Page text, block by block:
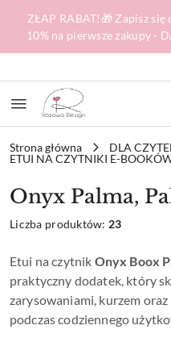
Przejdź do treści
Przejdź do
Przejdź do moje konto
Przejdź do menu
Przejdź do stopki
ZŁAP RABAT!🎁 Zapisz
10% na pierwsze zakupy -
Strona główna
DLA
ETUI NA CZYTNIKI E-
Onyx Palma,
Liczba produktów: 23
Etui na czytnik Onyx Boox
praktyczny dodatek, który
zarysowaniami, kurzem
podczas codziennego